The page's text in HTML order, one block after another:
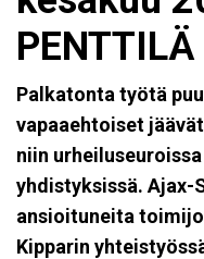
PENTTILÄ
Palkatonta työtä
vapaaehtoiset
niin
yhdistyksissä. Ajax-
ansioituneita
Kipparin